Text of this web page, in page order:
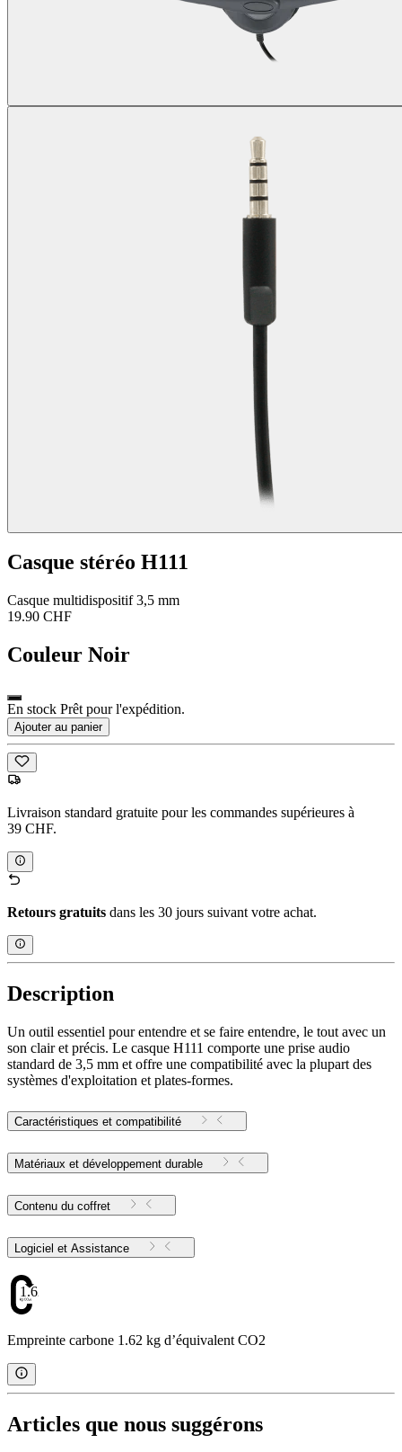
Casque stéréo H111
Casque multidispositif 3,5 mm
19.90 CHF
Couleur Noir
En stock Prêt pour l'expédition.
Ajouter au panier
Livraison standard gratuite pour les commandes supérieures à
39 CHF.
Retours gratuits dans les 30 jours suivant votre achat.
Description
Un outil essentiel pour entendre et se faire entendre, le tout avec un
son clair et précis. Le casque H111 comporte une prise audio
standard de 3,5 mm et offre une compatibilité avec la plupart des
systèmes d'exploitation et plates-formes.
Caractéristiques et compatibilité
Matériaux et développement durable
Contenu du coffret
Logiciel et Assistance
1.62
Empreinte carbone 1.62 kg d’équivalent CO2
Articles que nous suggérons